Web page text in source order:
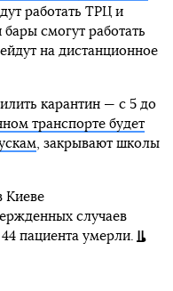
работать ТРЦ и
смогут работать
на дистанционное
карантин — с 5 до
транспорте будет
, закрывают школы
Киеве
случаев
пациента умерли.